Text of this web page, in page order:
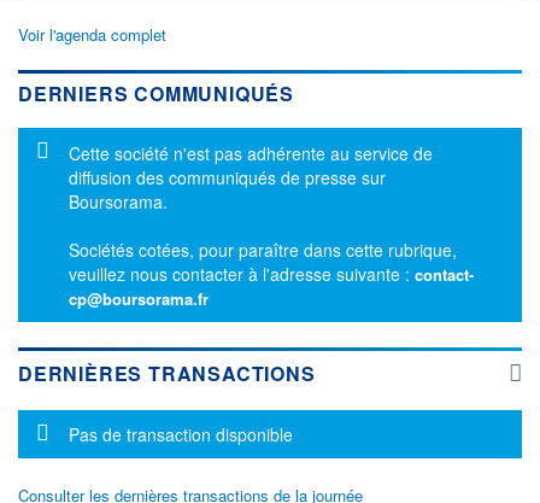
Voir l'agenda complet
DERNIERS COMMUNIQUÉS
Message d'information
Cette société n'est pas adhérente au service de
diffusion des communiqués de presse sur
Boursorama.
Sociétés cotées, pour paraître dans cette rubrique,
veuillez nous contacter à l'adresse suivante : contact-
cp@boursorama.fr
DERNIÈRES TRANSACTIONS
Message d'information
Pas de transaction disponible
Consulter les dernières transactions de la journée